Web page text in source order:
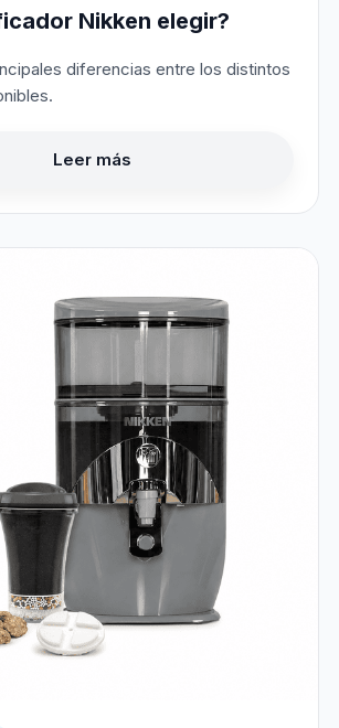
Nikken elegir?
diferencias entre los distintos
Leer más